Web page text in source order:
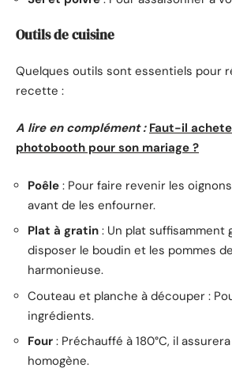
Outils de cuisine
Quelques outils sont essentiels pour
recette :
A lire en complément : Faut-il
photobooth pour son mariage ?
Poêle : Pour faire revenir les
avant de les enfourner.
Plat à gratin : Un plat suffisamment
disposer le boudin et les pommes
harmonieuse.
Couteau et planche à découper :
ingrédients.
Four : Préchauffé à 180°C, il
homogène.